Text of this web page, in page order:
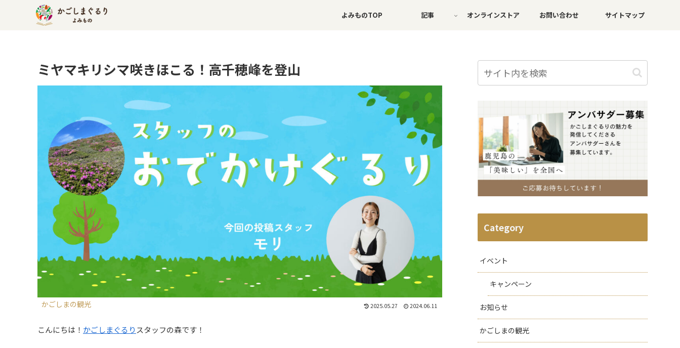
よみものTOP 記事 オンラインストア お問い合わせ サイトマップ
ミヤマキリシマ咲きほこる！高千穂峰を登山
かごしまの観光 2025.05.27 2024.06.11
こんにちは！ かごしまぐるり スタッフの森です！
Category
イベント
キャンペーン
お知らせ
かごしまの観光